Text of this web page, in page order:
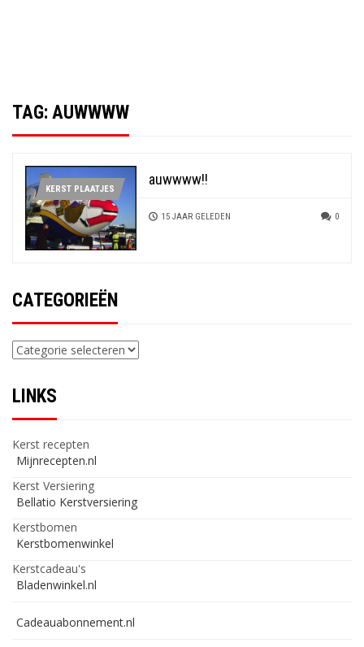
TAG: AUWWWW
KERST PLAATJES
auwwww!!
15 JAAR GELEDEN 0
CATEGORIEËN
Categorieën
LINKS
Kerst recepten
Mijnrecepten.nl
Kerst Versiering
Bellatio Kerstversiering
Kerstbomen
Kerstbomenwinkel
Kerstcadeau's
Bladenwinkel.nl
Cadeauabonnement.nl